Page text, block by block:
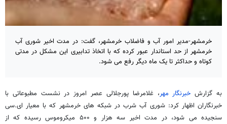
خرمشهر-مدیر امور آب و فاضلاب خرمشهر، گفت: در مدت اخیر شوری آب
خرمشهر از حد استاندار عبور کرده که با اتخاذ تدابیری این مشکل در مدتی
کوتاه و حداکثر تا یک ماه دیگر رفع می شود.
به گزارش خبرنگار مهر، غلامرضا پورجلالی عصر امروز در نشست مطبوعاتی با
خبرنگاران اظهار کرد: شوری آب شرب در شبکه های خرمشهر که با معیار ای.سی
سنجیده می شود، در مدت اخیر سه هزار و ۵۰۰ میکروموس رسیده که از